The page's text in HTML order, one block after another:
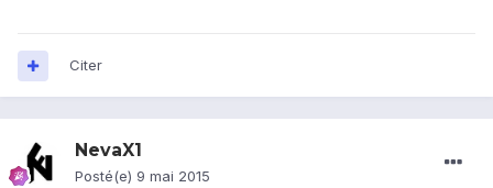
Citer
NevaX1
Posté(e) 9 mai 2015